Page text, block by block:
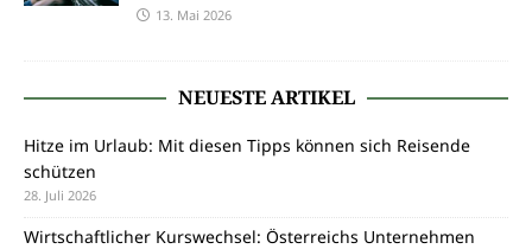
13. Mai 2026
NEUESTE ARTIKEL
Hitze im Urlaub: Mit diesen Tipps können sich Reisende
schützen
28. Juli 2026
Wirtschaftlicher Kurswechsel: Österreichs Unternehmen